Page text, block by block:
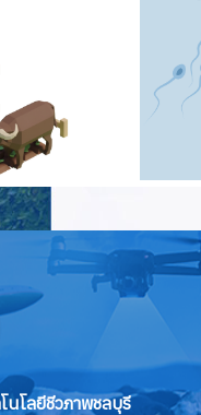
นโลยีชีวภาพชลบุรี